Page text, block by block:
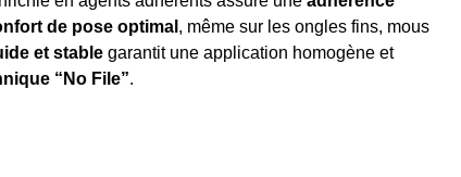
de pose optimal , même sur les ongles fins, mous
et stablegarantit une application homogène et
“No File”.